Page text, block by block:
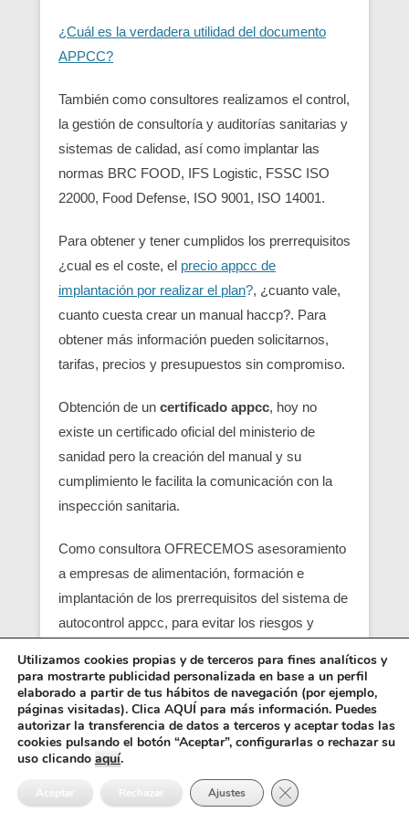
¿Cuál es la verdadera utilidad del documento
APPCC?
También como consultores realizamos el control,
la gestión de consultoría y auditorías sanitarias y
sistemas de calidad, así como implantar las
normas BRC FOOD, IFS Logistic, FSSC ISO
22000, Food Defense, ISO 9001, ISO 14001.
Para obtener y tener cumplidos los prerrequisitos
¿cual es el coste, el precio appcc de
implantación por realizar el plan?, ¿cuanto vale,
cuanto cuesta crear un manual haccp?. Para
obtener más información pueden solicitarnos,
tarifas, precios y presupuestos sin compromiso.
Obtención de un certificado appcc, hoy no
existe un certificado oficial del ministerio de
sanidad pero la creación del manual y su
cumplimiento le facilita la comunicación con la
inspección sanitaria.
Como consultora OFRECEMOS asesoramiento
a empresas de alimentación, formación e
implantación de los prerrequisitos del sistema de
autocontrol appcc, para evitar los riesgos y
localizando en su empresa los pcc (puntos
críticos) y obtener un servicio con una correcta
seguridad alimentaria.
Entre los requisitos está el control y el análisis de
cada punto crítico, junto con el registro sanitario,
Utilizamos cookies propias y de terceros para fines analíticos y
para mostrarte publicidad personalizada en base a un perfil
elaborado a partir de tus hábitos de navegación (por ejemplo,
páginas visitadas). Clica AQUÍ para más información. Puedes
autorizar la transferencia de datos a terceros y aceptar todas las
cookies pulsando el botón “Aceptar”, configurarlas o rechazar su
uso clicando aquí.
Aceptar Rechazar Ajustes Cerrar el banner de